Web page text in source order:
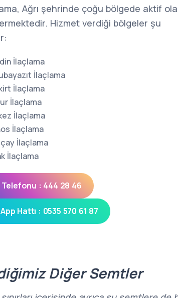
Ağrı şehrinde çoğu bölgede aktif
Hizmet verdiği bölgeler şu
İlaçlama
İlaçlama
İlaçlama
İlaçlama
İlaçlama
İlaçlama
İlaçlama
İlaçlama
: 444 28 46
Hattı : 0535 570 61 87
Diğer Semtler